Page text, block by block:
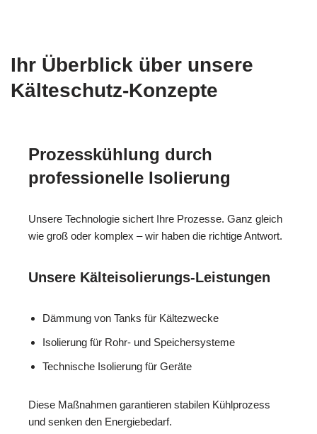
Ihr Überblick über unsere
Kälteschutz-Konzepte
Prozesskühlung durch
professionelle Isolierung
Unsere Technologie sichert Ihre Prozesse. Ganz gleich
wie groß oder komplex – wir haben die richtige Antwort.
Unsere Kälteisolierungs-Leistungen
Dämmung von Tanks für Kältezwecke
Isolierung für Rohr- und Speichersysteme
Technische Isolierung für Geräte
Diese Maßnahmen garantieren stabilen Kühlprozess
und senken den Energiebedarf.